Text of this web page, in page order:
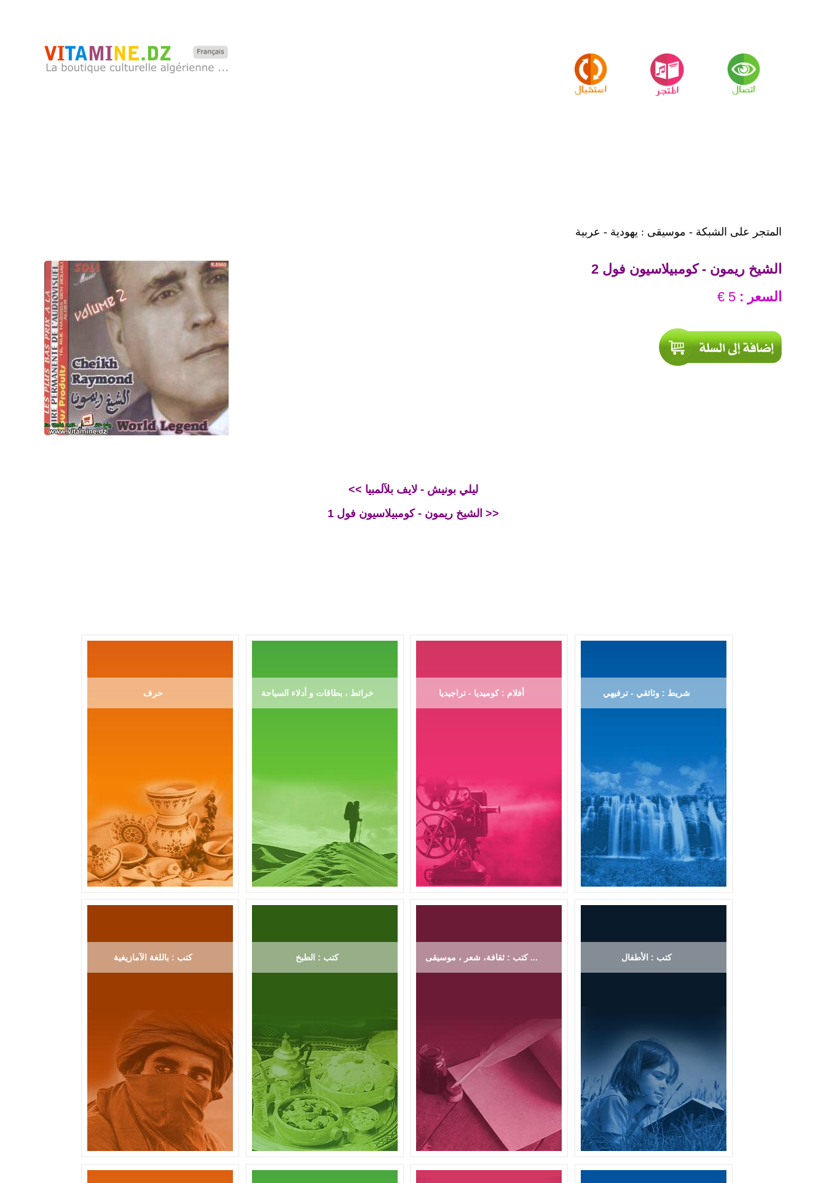
المتجر على الشبكة - موسيقى : يهودية - عربية
الشيخ ريمون - كومبيلاسيون فول 2
السعر :
<< ليلي بونيش - لايف بلآلمبيا
الشيخ ريمون - كومبيلاسيون فول 1 >>
حرف خرائط ، بطاقات و أدلاء السياحة أفلام : كوميديا - تراجيديا شريط : وثائقي - ترفيهي
كتب : باللغة الآمازيغية كتب : الطبخ كتب : ثقافة، شعر ، موسيقى ... كتب : الأطفال